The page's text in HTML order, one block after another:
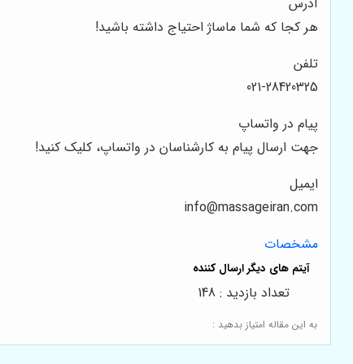
هر کجا که شما ماساژ احتیاج داشته باشید!
تلفن
021-28420325
پیام در واتساپ
جهت ارسال پیام به کارشناسان در واتساپ، کلیک کنید!
ایمیل
info@massageiran.com
مشخصات
به این مقاله امتیاز بدهید :
تعداد بازدید : 148